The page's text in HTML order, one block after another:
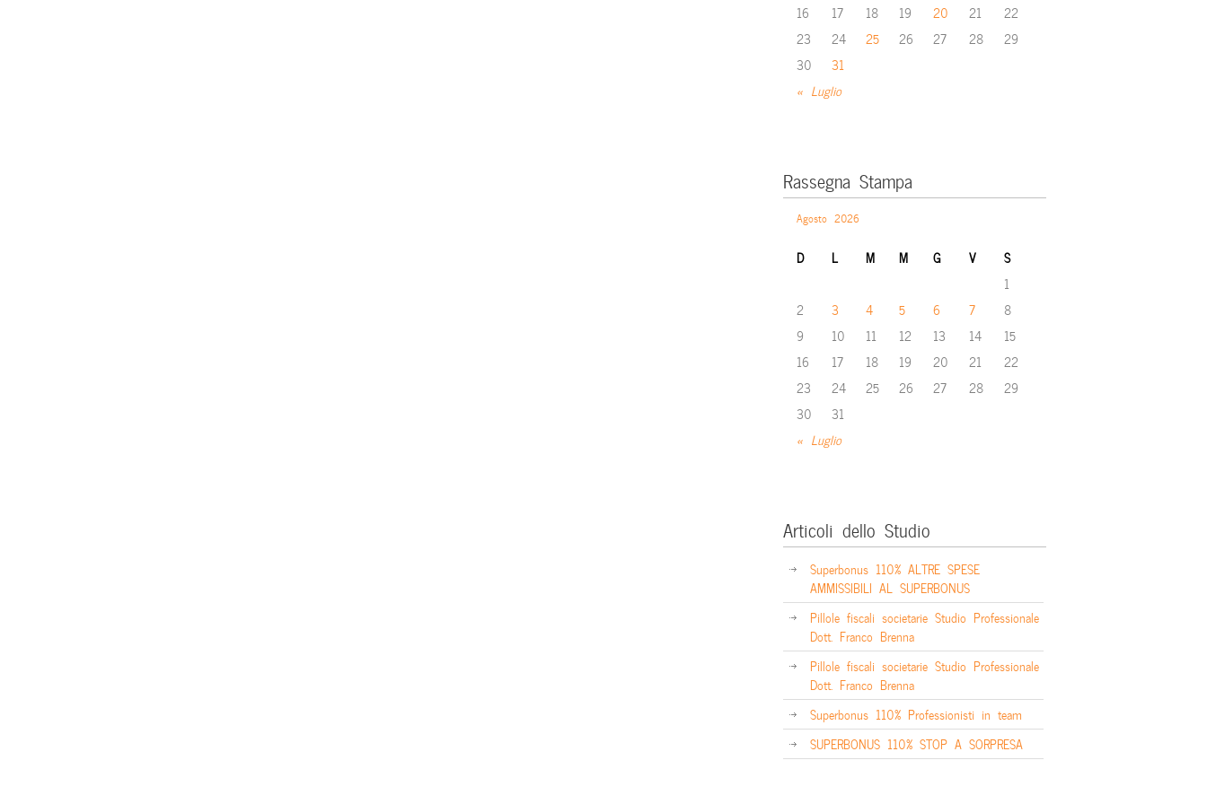
« Luglio
16
17 18 19 20 21
22
23
24 25 26 27 28
29
30
31
Rassegna Stampa
Agosto 2026
D L M M G V S
« Luglio
1
2
3 4 5 6 7
8
9
10 11 12 13 14
15
16
17 18 19 20 21
22
23
24 25 26 27 28
29
30
31
Articoli dello Studio
Superbonus 110% ALTRE SPESE
AMMISSIBILI AL SUPERBONUS
Pillole fiscali societarie Studio Professionale
Dott. Franco Brenna
Pillole fiscali societarie Studio Professionale
Dott. Franco Brenna
Superbonus 110% Professionisti in team
SUPERBONUS 110% STOP A SORPRESA